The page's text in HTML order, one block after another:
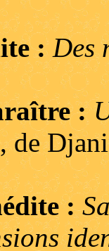
:Des
:
, de
: